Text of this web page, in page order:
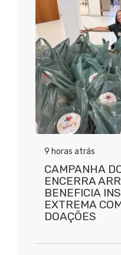
9 horas atrás
CAMPANHA
ENCERRA
BENEFICIA
EXTREMA
DOAÇÕES